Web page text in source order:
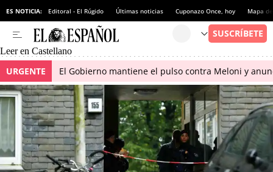
ES NOTICIA: Editoral - El Rúgido Últimas noticias Cuponazo Once, hoy Mapa
Leer en Castellano
URGENTE El Gobierno mantiene el pulso contra Meloni y